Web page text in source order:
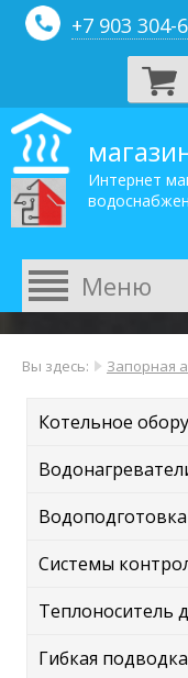
+7 903 304-
Интернет
Вы здесь: Запорная
Котельное
Водоподготовка
Системы
Теплоноситель
Гибкая подводка